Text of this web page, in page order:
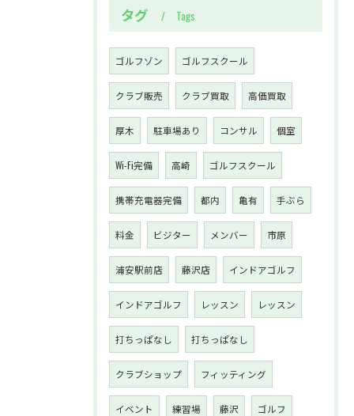
タグ Tags
ゴルフゾン ゴルフスクール
クラブ販売 クラブ買取 高価買取
厚木 駐車場あり コンサル 個室
Wi-Fi完備 高崎 ゴルフスクール
携帯充電器完備 都内 亀有 手ぶら
料金 ビジター メンバー 市原
浦安駅前店 藤沢店 インドアゴルフ
インドアゴルフ レッスン レッスン
打ちっぱなし 打ちっぱなし
クラブショップ フィッティング
イベント 練習場 藤沢 ゴルフ